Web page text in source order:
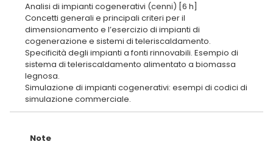
Analisi di impianti cogenerativi (cenni) [6 h]
Concetti generali e principali criteri per il
dimensionamento e l’esercizio di impianti di
cogenerazione e sistemi di teleriscaldamento.
Specificità degli impianti a fonti rinnovabili. Esempio di
sistema di teleriscaldamento alimentato a biomassa
legnosa.
Simulazione di impianti cogenerativi: esempi di codici di
Note